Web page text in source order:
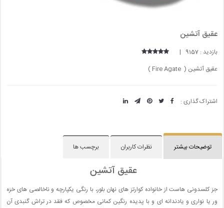
عقیق آتشین
بازدید : 9157 |
عقیق آتشین ( Fire Agate )
اشتراک گذاری :
توضیحات بیشتر نظرات کاربران برچسب ها
عقیق آتشین
جز کلسدونی هاست از خانواده کوارتز های نهان بلور، با رنگی یکپارچه و ناخالصی های خزه
ور یا نواری و یادندانه ای و با پدیده رنگین کمانی مخصوص که فقد در تراش گنبدی آن